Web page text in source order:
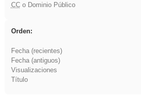
CCo Dominio Público
Orden:
Fecha (recientes)
Fecha (antiguos)
Visualizaciones
Título